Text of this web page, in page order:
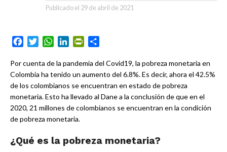
Publicado el 29 de abril de 2021
Facebook
TwitterWhatsApp
LinkedInPrintFriendly
Por cuenta de la pandemia del Covid19, la pobreza monetaria en
Colombia ha tenido un aumento del 6.8%. Es decir, ahora el 42.5%
de los colombianos se encuentran en estado de pobreza
monetaria. Esto ha llevado al Dane a la conclusión de que en el
2020, 21 millones de colombianos se encuentran en la condición
de pobreza monetaria.
¿Qué es la pobreza monetaria?